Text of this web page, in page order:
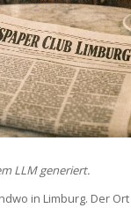
LLM generiert.
in Limburg. Der